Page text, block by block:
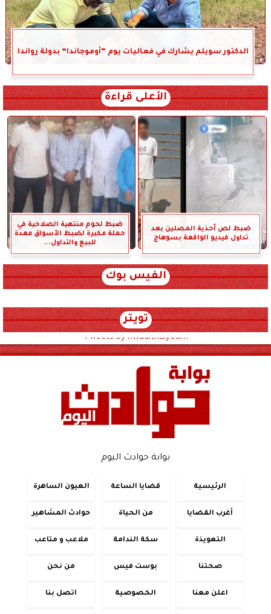
الدكتور سويلم يشارك في فعاليات يوم “أوموجاندا” بدولة رواندا
الأعلى قراءة
ضبط لص أحذية المصلين بعد
تداول فيديو الواقعة بسوهاج
ضبط لحوم منتهية الصلاحية في
حملة مكبرة لضبط الأسواق معدة
للبيع والتداول...
الفيس بوك
تويتر
Tweets by hwadithalyoum
بوابة حوادث اليوم
الرئيسية قضايا الساعة العيون الساهرة
أغرب القضايا من الحياة حوادث المشاهير
التعويذة سكة الندامة ملاعب و متاعب
صحتنا بوست فيس من نحن
اعلن معنا الخصوصية اتصل بنا